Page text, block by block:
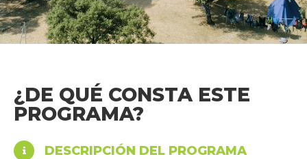
¿DE QUÉ CONSTA ESTE
PROGRAMA?
DESCRIPCIÓN DEL PROGRAMA